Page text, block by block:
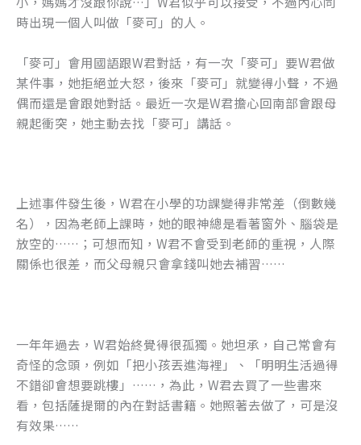
時出現一個人叫做「麥可」的人。
「麥可」會用國語跟W君對話，有一次「麥可」要W君做
某件事，她拒絕並大怒，後來「麥可」就變得小聲，不過
偶而還是會跟她對話。最近一次是W君擔心回南部會跟母
親起衝突，她主動去找「麥可」講話。
上述事件發生後，W君在小學的功課變得非常差（倒數幾
名），因為老師上課時，她的眼神總是看著窗外、腦袋是
放空的……；可想而知，W君不會受到老師的重視，人際
關係也很差，而父母親只會拿錢叫她去補習……
一年年過去，W君始終覺得很孤獨。她坦承，自己常會有
奇怪的念頭，例如「把小孩丟進海裡」、「明明生活過得
不錯卻會想要跳樓」……，為此，W君去買了一些書來
看，包括薩提爾的內在對話書籍。她照著去做了，可是沒
有效果……